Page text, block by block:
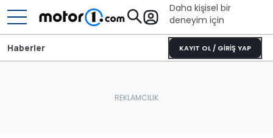
Daha kişisel bir
deneyim için
KAYIT OL / GİRİŞ YAP
Haberler